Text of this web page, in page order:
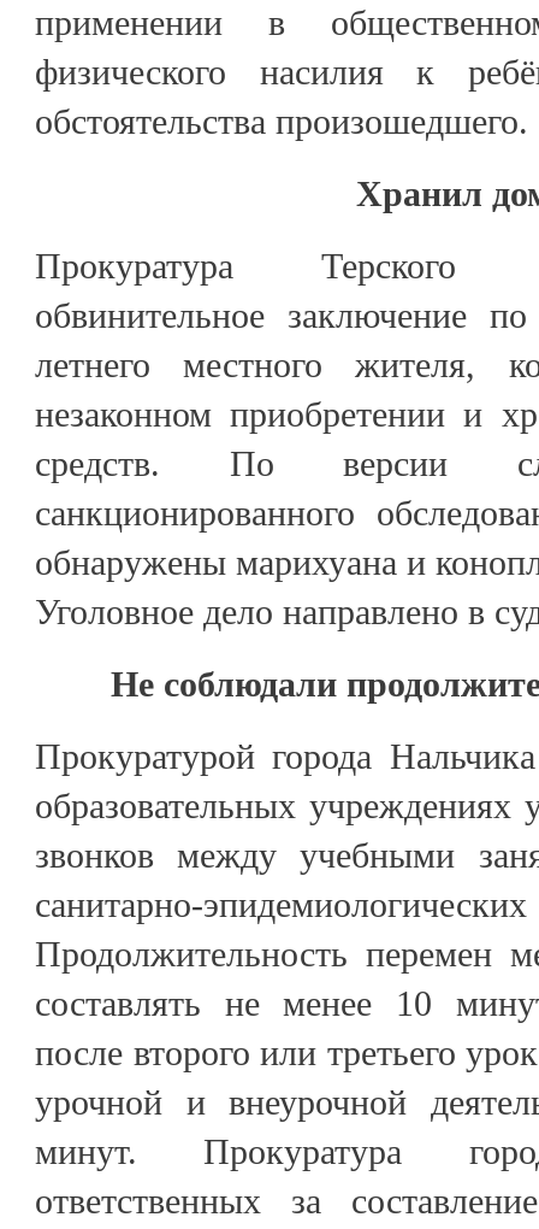
применении в
физического насилия к
обстоятельства произошедшего.
Хранил
Прокуратура Терского
обвинительное заключение
летнего местного жителя,
незаконном приобретении и
средств. По версии
санкционированного
обнаружены марихуана и
Уголовное дело направлено в
Не соблюдали
Прокуратурой города
образовательных учреждениях
звонков между учебными
санитарно-
Продолжительность перемен
составлять не менее 10
после второго или третьего
урочной и внеурочной
минут. Прокуратура
ответственных за